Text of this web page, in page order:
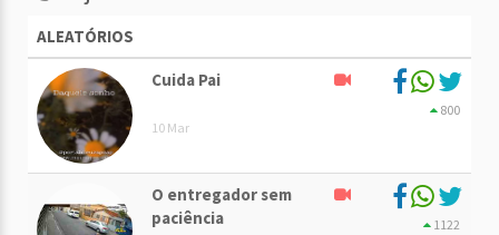
ALEATÓRIOS
Cuida Pai
10 Mar
800
O entregador sem
paciência
1122